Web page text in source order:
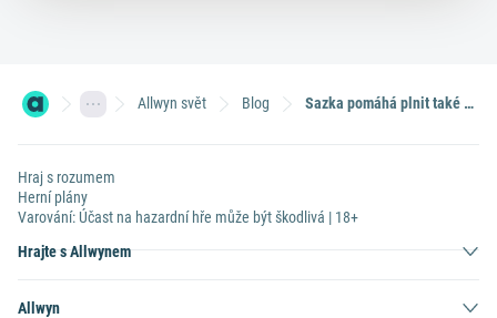
Allwyn svět Blog Sazka pomáhá plnit také sportovní sny! Spouští projekt Sazka Champs
Hraj s rozumem
Herní plány
Varování: Účast na hazardní hře může být škodlivá | 18+
Hrajte s Allwynem
Allwyn